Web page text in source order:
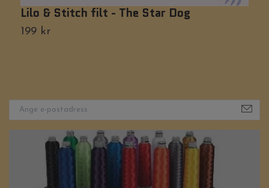
Lilo & Stitch filt - The Star Dog
199 kr